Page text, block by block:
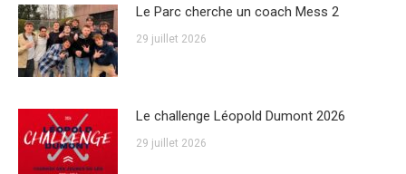
Le Parc cherche un coach Mess 2
29 juillet 2026
Le challenge Léopold Dumont 2026
29 juillet 2026